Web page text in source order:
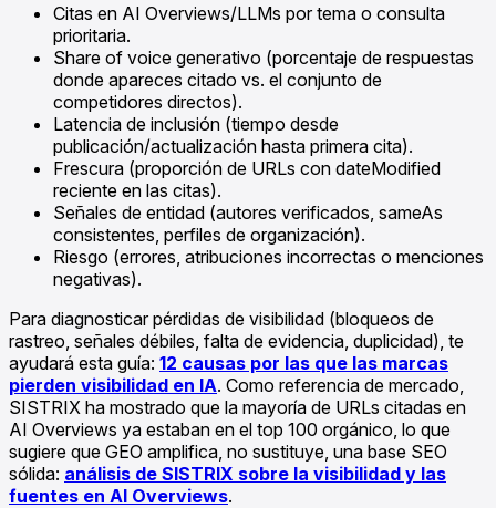
Citas en AI Overviews/LLMs por tema o consulta
prioritaria.
Share of voice generativo (porcentaje de respuestas
donde apareces citado vs. el conjunto de
competidores directos).
Latencia de inclusión (tiempo desde
publicación/actualización hasta primera cita).
Frescura (proporción de URLs con dateModified
reciente en las citas).
Señales de entidad (autores verificados, sameAs
consistentes, perfiles de organización).
Riesgo (errores, atribuciones incorrectas o menciones
negativas).
Para diagnosticar pérdidas de visibilidad (bloqueos de
rastreo, señales débiles, falta de evidencia, duplicidad), te
ayudará esta guía: 12 causas por las que las marcas
pierden visibilidad en IA. Como referencia de mercado,
SISTRIX ha mostrado que la mayoría de URLs citadas en
AI Overviews ya estaban en el top 100 orgánico, lo que
sugiere que GEO amplifica, no sustituye, una base SEO
sólida: análisis de SISTRIX sobre la visibilidad y las
fuentes en AI Overviews.